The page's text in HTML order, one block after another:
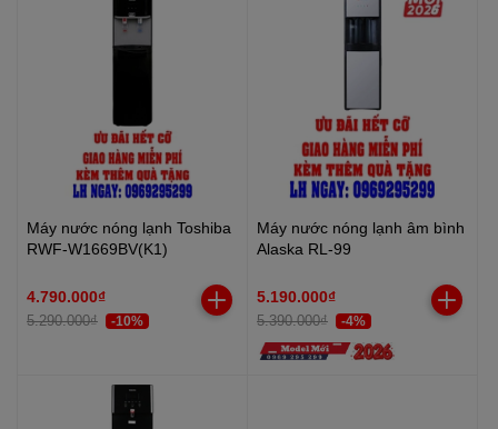
Máy nước nóng lạnh Toshiba
RWF-W1669BV(K1)
4.790.000₫
5.290.000₫ -10%
Máy nước nóng lạnh âm bình
Alaska RL-99
5.190.000₫
5.390.000₫ -4%